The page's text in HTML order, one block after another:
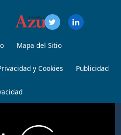
Mapa del Sitio
y Cookies Publicidad